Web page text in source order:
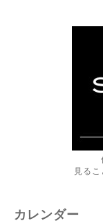
見る
カレンダー